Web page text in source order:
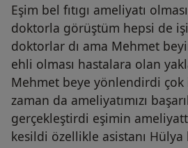
Eşim bel fıtıgı ameliyatı
doktorla görüştüm hepsi de
doktorlar dı ama Mehmet
ehli olması hastalara olan
Mehmet beye yönlendirdi çok
zaman da ameliyatımızı
gerçekleştirdi eşimin
kesildi özellikle asistanı Hülya